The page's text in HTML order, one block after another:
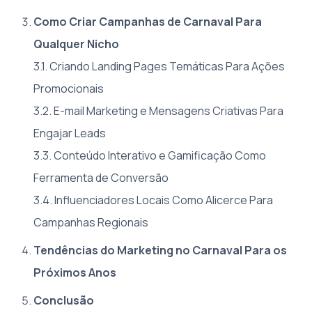
Como Criar Campanhas de Carnaval Para
Qualquer Nicho
3.1. Criando Landing Pages Temáticas Para Ações
Promocionais
3.2. E-mail Marketing e Mensagens Criativas Para
Engajar Leads
3.3. Conteúdo Interativo e Gamificação Como
Ferramenta de Conversão
3.4. Influenciadores Locais Como Alicerce Para
Campanhas Regionais
Tendências do Marketing no Carnaval Para os
Próximos Anos
Conclusão